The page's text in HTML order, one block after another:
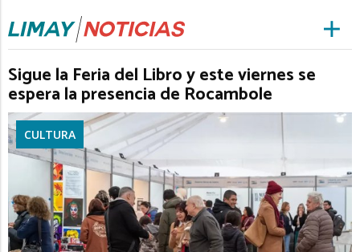
Sigue la Feria del Libro y este viernes se
espera la presencia de Rocambole
CULTURA